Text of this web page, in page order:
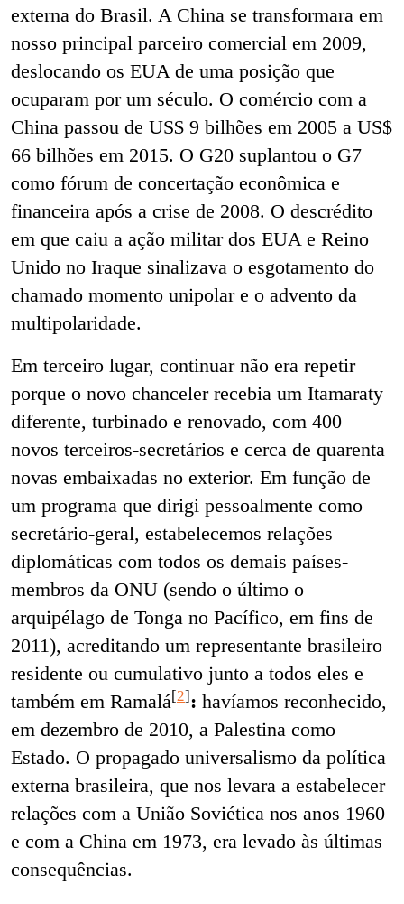
externa do Brasil. A China se transformara em
nosso principal parceiro comercial em 2009,
deslocando os EUA de uma posição que
ocuparam por um século. O comércio com a
China passou de US$ 9 bilhões em 2005 a US$
66 bilhões em 2015. O G20 suplantou o G7
como fórum de concertação econômica e
financeira após a crise de 2008. O descrédito
em que caiu a ação militar dos EUA e Reino
Unido no Iraque sinalizava o esgotamento do
chamado momento unipolar e o advento da
multipolaridade.
Em terceiro lugar, continuar não era repetir
porque o novo chanceler recebia um Itamaraty
diferente, turbinado e renovado, com 400
novos terceiros-secretários e cerca de quarenta
novas embaixadas no exterior. Em função de
um programa que dirigi pessoalmente como
secretário-geral, estabelecemos relações
diplomáticas com todos os demais países-
membros da ONU (sendo o último o
arquipélago de Tonga no Pacífico, em fins de
2011), acreditando um representante brasileiro
residente ou cumulativo junto a todos eles e
também em Ramalá[2]: havíamos reconhecido,
em dezembro de 2010, a Palestina como
Estado. O propagado universalismo da política
externa brasileira, que nos levara a estabelecer
relações com a União Soviética nos anos 1960
e com a China em 1973, era levado às últimas
consequências.